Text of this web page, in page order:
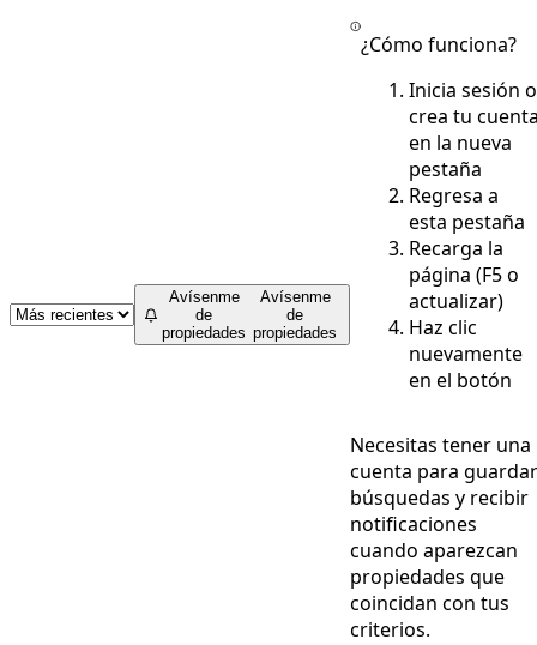
Avísenme
de
propiedades
Avísenme
de
propiedades
¿Cómo funciona?
Inicia sesión o
crea tu
en la nueva
pestaña
Regresa a
esta pestaña
Recarga la
página (F5 o
actualizar)
Haz clic
nuevamente
en el botón
Necesitas tener una
cuenta para guardar
búsquedas y recibir
notificaciones
cuando aparezcan
propiedades que
coincidan con tus
criterios.